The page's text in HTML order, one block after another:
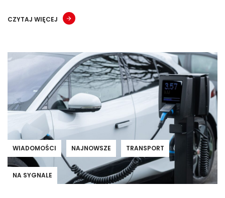
CZYTAJ WIĘCEJ
WIADOMOŚCI NAJNOWSZE TRANSPORT
NA SYGNALE